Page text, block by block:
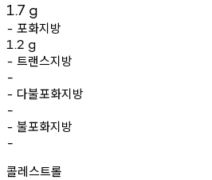
1.7 g
- 포화지방
1.2 g
- 트랜스지방
-
- 다불포화지방
-
- 불포화지방
-
콜레스트롤